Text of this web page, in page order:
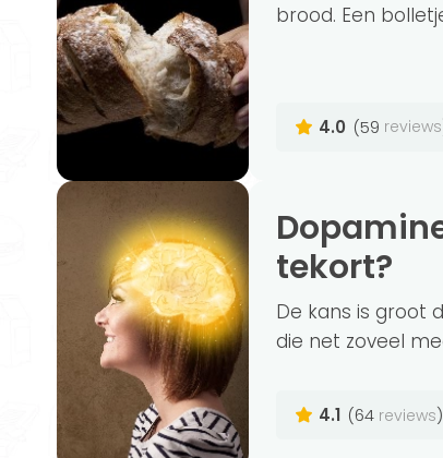
brood. Een
4.0 (59 reviews
Dopamine, wat is het en hoe merk je een
tekort?
De kans is groot
die net zoveel
4.1 (64 reviews)